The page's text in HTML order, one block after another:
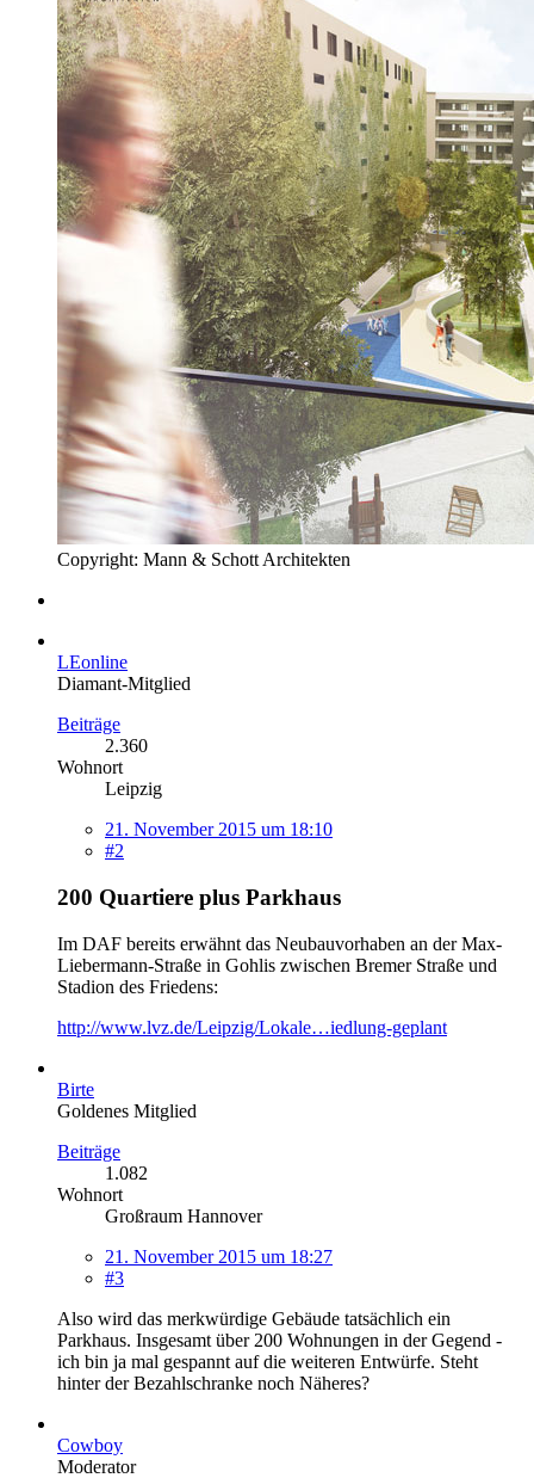
Copyright: Mann & Schott Architekten
LEonline
Diamant-Mitglied
Beiträge
2.360
Wohnort
Leipzig
21. November 2015 um 18:10
#2
200 Quartiere plus Parkhaus
Im DAF bereits erwähnt das Neubauvorhaben an der Max-
Liebermann-Straße in Gohlis zwischen Bremer Straße und
Stadion des Friedens:
http://www.lvz.de/Leipzig/Lokale…iedlung-geplant
Birte
Goldenes Mitglied
Beiträge
1.082
Wohnort
Großraum Hannover
21. November 2015 um 18:27
#3
Also wird das merkwürdige Gebäude tatsächlich ein
Parkhaus. Insgesamt über 200 Wohnungen in der Gegend -
ich bin ja mal gespannt auf die weiteren Entwürfe. Steht
hinter der Bezahlschranke noch Näheres?
Cowboy
Moderator